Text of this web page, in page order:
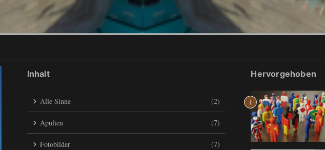
Inhalt
Alle Sinne (2)
Apulien (7)
Fotobilder (7)
Hervorgehoben
1